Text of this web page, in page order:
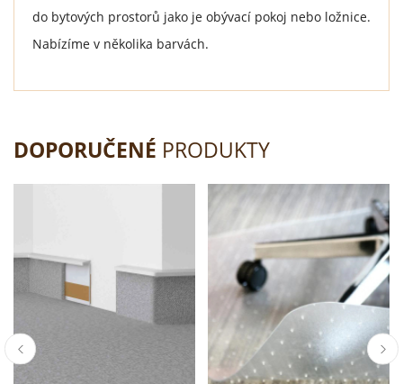
do bytových prostorů jako je obývací pokoj nebo ložnice.
Nabízíme v několika barvách.
DOPORUČENÉ PRODUKTY